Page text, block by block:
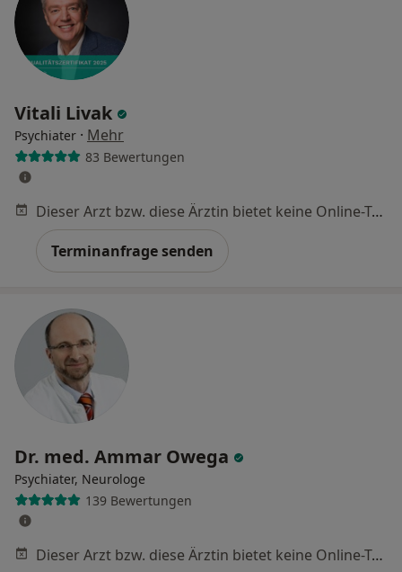
Vitali Livak
Psychiater · Mehr
83 Bewertungen
Dieser Arzt bzw. diese Ärztin bietet keine Online-Terminbuchung an diesem Standort an.
Terminanfrage senden
Dr. med. Ammar Owega
Psychiater, Neurologe
139 Bewertungen
Dieser Arzt bzw. diese Ärztin bietet keine Online-Terminbuchung an diesem Standort an.